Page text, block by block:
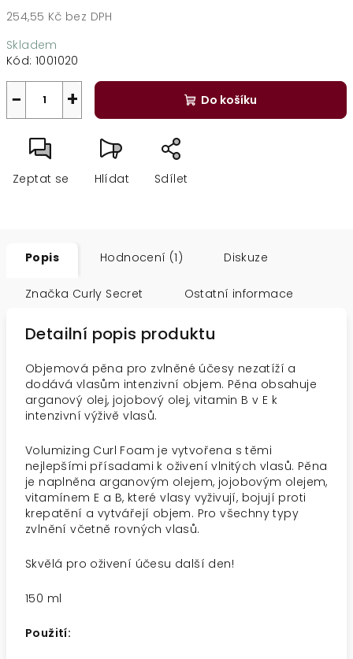
254,55 Kč bez DPH
cena:
Skladem
Kód: 1001020
+
− Do košíku
Zeptat se Hlídat Sdílet
Popis Hodnocení (1) Diskuze
Značka Curly Secret Ostatní informace
Detailní popis produktu
Objemová pěna pro zvlněné účesy nezatíží a
dodává vlasům intenzivní objem. Pěna obsahuje
arganový olej, jojobový olej, vitamin B v E k
intenzivní výživě vlasů.
Volumizing Curl Foam je vytvořena s těmi
nejlepšími přísadami k oživení vlnitých vlasů. Pěna
je naplněna arganovým olejem, jojobovým olejem,
vitamínem E a B, které vlasy vyživují, bojují proti
krepatění a vytvářejí objem. Pro všechny typy
zvlnění včetně rovných vlasů.
Skvělá pro oživení účesu další den!
150 ml
Použití: